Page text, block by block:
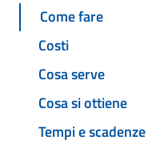
Come fare
Costi
Cosa serve
Cosa si ottiene
Tempi e scadenze